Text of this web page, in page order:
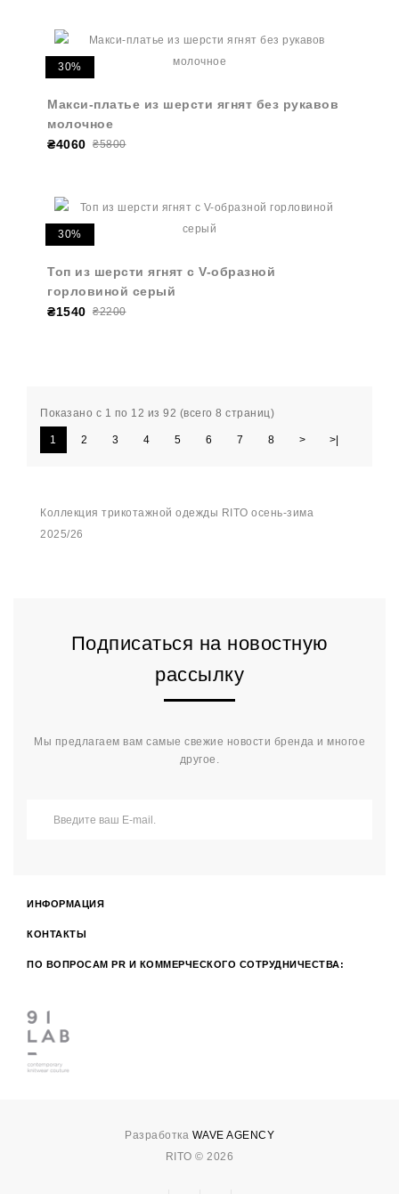
30%
Макси-платье из шерсти ягнят без рукавов
молочное
₴4060 ₴5800
30%
Топ из шерсти ягнят с V-образной
горловиной серый
₴1540 ₴2200
Показано с 1 по 12 из 92 (всего 8 страниц)
1 2 3 4 5 6 7 8 > >|
Коллекция трикотажной одежды RITO осень-зима
2025/26
Подписаться на новостную
рассылку
Мы предлагаем вам самые свежие новости бренда и многое
другое.
ИНФОРМАЦИЯ
КОНТАКТЫ
ПО ВОПРОСАМ PR И КОММЕРЧЕСКОГО СОТРУДНИЧЕСТВА:
Разработка WAVE AGENCY
RITO © 2026